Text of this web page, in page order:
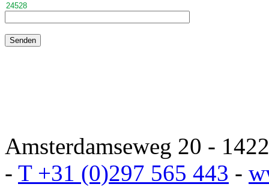
Amsterdamseweg 20 -
- T +31 (0)297 565 443 -